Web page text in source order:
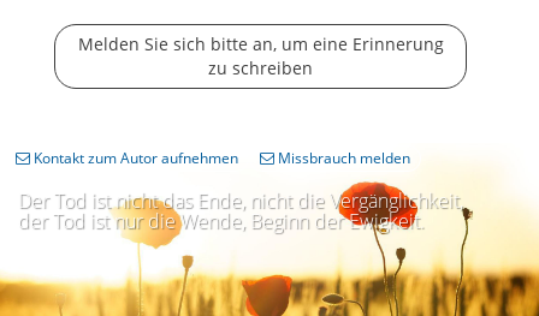
Melden Sie sich bitte an, um eine Erinnerung
zu schreiben
Der Tod ist nicht das Ende, nicht die Vergänglichkeit,
der Tod ist nur die Wende, Beginn der Ewigkeit.
Kontakt zum Autor aufnehmen Missbrauch melden